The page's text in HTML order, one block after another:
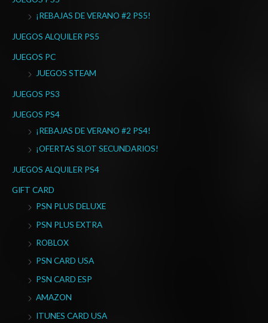
¡REBAJAS DE VERANO #2 PS5!
JUEGOS ALQUILER PS5
JUEGOS PC
JUEGOS STEAM
JUEGOS PS3
JUEGOS PS4
¡REBAJAS DE VERANO #2 PS4!
¡OFERTAS SLOT SECUNDARIOS!
JUEGOS ALQUILER PS4
GIFT CARD
PSN PLUS DELUXE
PSN PLUS EXTRA
ROBLOX
PSN CARD USA
PSN CARD ESP
AMAZON
ITUNES CARD USA